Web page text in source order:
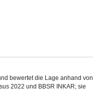
bewertet die Lage anhand von
2022 und BBSR INKAR; sie